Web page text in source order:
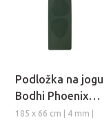
Podložka na jogu
Bodhi Phoenix
Leaves z
185 x 66 cm | 4 mm |